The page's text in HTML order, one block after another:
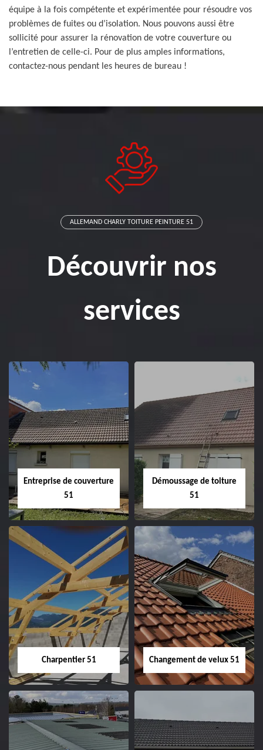
équipe à la fois compétente et expérimentée pour résoudre vos
problèmes de fuites ou d’isolation. Nous pouvons aussi être
sollicité pour assurer la rénovation de votre couverture ou
l’entretien de celle-ci. Pour de plus amples informations,
contactez-nous pendant les heures de bureau !
ALLEMAND CHARLY TOITURE PEINTURE 51
Découvrir nos
services
Entreprise de couverture
51
Entreprise de
couverture 51
Démoussage de toiture
51
Démoussage de
toiture 51
Charpentier 51
Charpentier 51
Changement de velux 51
Changement de